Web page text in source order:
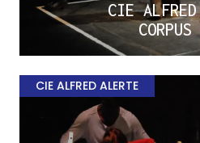
CIE
CIE ALFRED ALERTE